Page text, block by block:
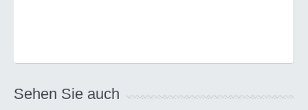
Sehen Sie auch